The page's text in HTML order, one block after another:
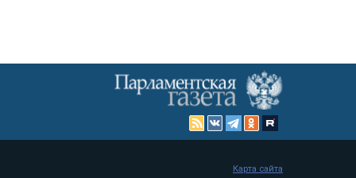
Карта сайта